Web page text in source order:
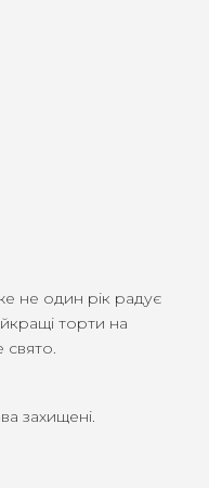
не один рік радує
торти на
свято.
захищені.